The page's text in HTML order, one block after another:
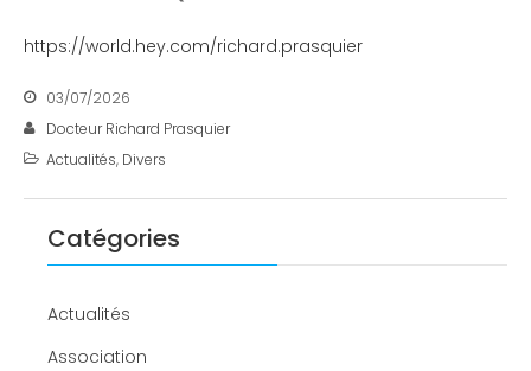
https://world.hey.com/richard.prasquier
03/07/2026
Docteur Richard Prasquier
Actualités, Divers
Catégories
Actualités
Association